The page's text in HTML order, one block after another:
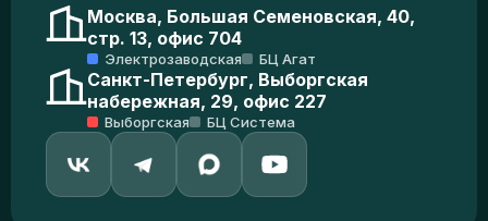
Москва, Большая Семеновская, 40,
стр. 13, офис 704
Электрозаводская БЦ Агат
Санкт-Петербург, Выборгская
набережная, 29, офис 227
Выборгская БЦ Система